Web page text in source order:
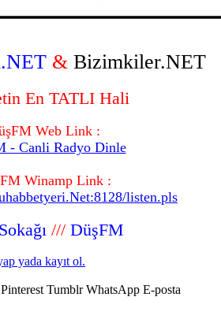
& Bizimkiler.NET
En TATLI Hali
Web Link :
- Canli Radyo Dinle
Winamp Link :
listen.pls
/// DüşFM
yada kayıt ol.
Pinterest Tumblr WhatsApp E-posta